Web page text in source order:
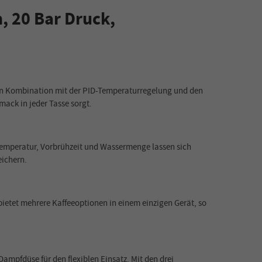
20 Bar Druck,
Kombination mit der PID-Temperaturregelung und den
in jeder Tasse sorgt.
Vorbrühzeit und Wassermenge lassen sich
mehrere Kaffeeoptionen in einem einzigen Gerät, so
für den flexiblen Einsatz. Mit den drei